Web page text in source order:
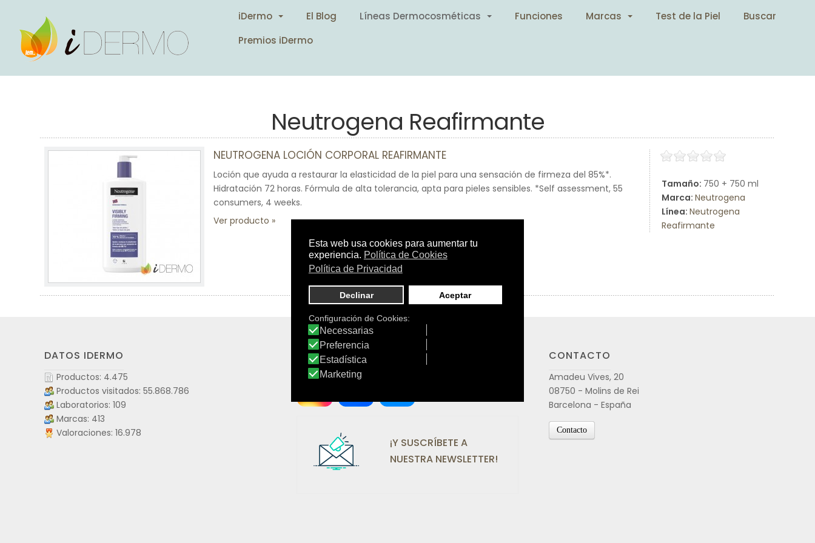
iDermo El Blog Líneas Dermocosméticas Funciones Marcas Test de la Piel
Buscar
Premios iDermo
Neutrogena Reafirmante
Tamaño: 750 + 750 ml
Marca: Neutrogena
Línea: Neutrogena
Reafirmante
NEUTROGENA LOCIÓN CORPORAL REAFIRMANTE
Loción que ayuda a restaurar la elasticidad de la piel para una sensación de firmeza del 85%*.
Hidratación 72 horas. Fórmula de alta tolerancia, apta para pieles sensibles. *Self assessment, 55
consumers, 4 weeks.
Ver producto
DATOS IDERMO
Productos: 4.475
Productos visitados: 55.868.786
Laboratorios: 109
Marcas: 413
Valoraciones: 16.978
¡SÍGUENOS EN REDES!
¡Y SUSCRÍBETE A
NUESTRA NEWSLETTER!
CONTACTO
Amadeu Vives, 20
08750 - Molins de Rei
Barcelona - España
Contacto